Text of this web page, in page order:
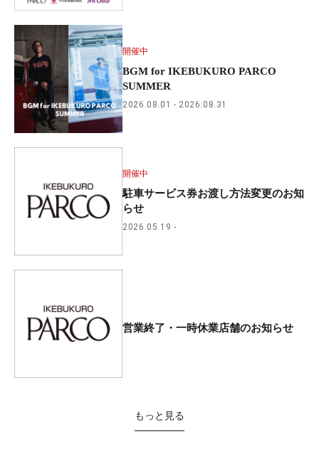
開催中
BGM for IKEBUKURO PARCO
SUMMER
2026.08.01 2026.08.31
開催中
駐車サービス券お渡し方法変更のお知
らせ
2026.05.19
営業終了・一時休業店舗のお知らせ
もっと見る